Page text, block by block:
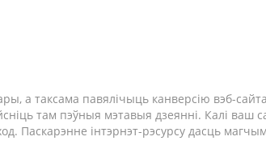
а таксама павялічыць канверсію вэб-
там пэўныя мэтавыя дзеянні. Калі ваш
Паскарэнне інтэрнэт-рэсурсу дасць